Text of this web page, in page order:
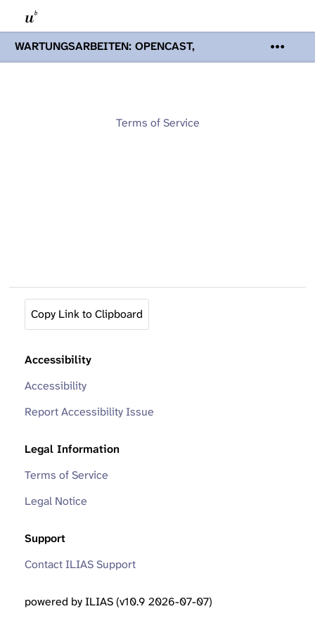
WARTUNGSARBEITEN: OPENCAST,
PODCASTS & TOBIRA
Mi 19. August
Opencast-Videos und Tobira nicht zur
Terms of Service
Copy Link to Clipboard
Accessibility
Accessibility
Report Accessibility Issue
Legal Information
Terms of Service
Legal Notice
Support
Contact ILIAS Support
powered by ILIAS (v10.9 2026-07-07)